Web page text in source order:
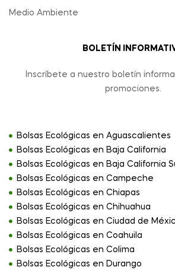
Medio Ambiente
BOLETÍN
Inscríbete a nuestro boletín
promociones.
Bolsas Ecológicas en Aguascalientes
Bolsas Ecológicas en Baja California
Bolsas Ecológicas en Baja California
Bolsas Ecológicas en Campeche
Bolsas Ecológicas en Chiapas
Bolsas Ecológicas en Chihuahua
Bolsas Ecológicas en Ciudad de
Bolsas Ecológicas en Coahuila
Bolsas Ecológicas en Colima
Bolsas Ecológicas en Durango